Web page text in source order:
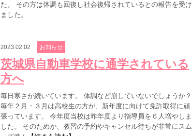
た。 その方は体調も回復し社会復帰されているとの報告を受け
ました。
2023.02.02 お知らせ
茨城県自動車学校に通学されている
方へ
毎日寒さが続いています。 体調など崩していないでしょうか？
毎年２月・３月は高校生の方が、新年度に向けて免許取得に頑
張っています。 今年度当校は昨年度より指導員を６人増やしま
した。 そのためか、教習の予約やキャンセル待ちが非常にスム